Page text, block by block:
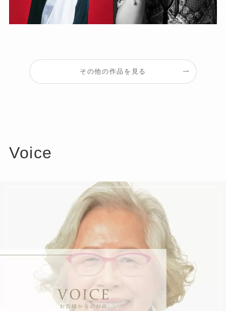
その他の作品を見る
Voice